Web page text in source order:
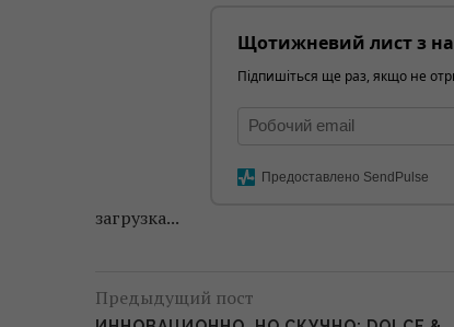
Щотижневий лист з
Підпишіться ще раз, якщо не
Предоставлено SendPulse
загрузка...
Предыдущий пост